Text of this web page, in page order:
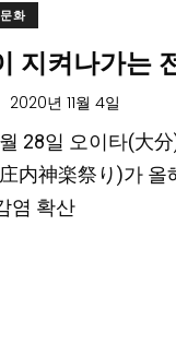
문화
지켜나가는
2020년 11월 4일
28일 오이타(大
内神楽祭り)가
염 확산